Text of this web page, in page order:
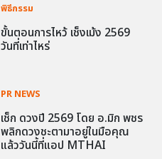
พิธีกรรม
ขั้นตอนการไหว้ เช็งเม้ง 2569
วันที่เท่าไหร่
PR NEWS
เช็ก ดวงปี 2569 โดย อ.มิก พชร
พลิกดวงชะตามาอยู่ในมือคุณ
แล้ววันนี้ที่แอป MTHAI